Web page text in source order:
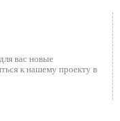
вас новые
к нашему проекту в